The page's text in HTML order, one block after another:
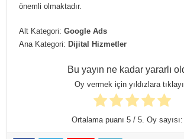
önemli olmaktadır.
Alt Kategori:Google Ads
Ana Kategori: Dijital Hizmetler
Bu yayın ne kadar yararlı
Oy vermek için yıldızlara
Ortalama puanı 5/ 5. Oy sayısı: